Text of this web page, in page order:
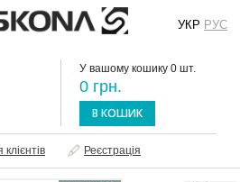
У вашому кошику 0 шт.
0 грн.
В КОШИК
клієнтів Реєстрація
УКР РУС